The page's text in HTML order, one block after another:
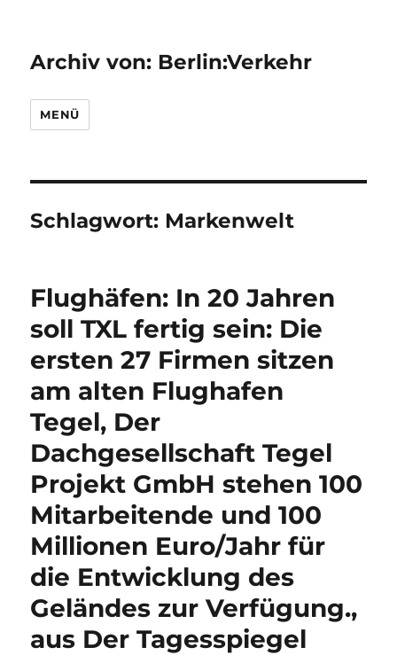
Archiv von: Berlin:Verkehr
MENÜ
Schlagwort: Markenwelt
Flughäfen: In 20 Jahren
soll TXL fertig sein: Die
ersten 27 Firmen sitzen
am alten Flughafen
Tegel, Der
Dachgesellschaft Tegel
Projekt GmbH stehen 100
Mitarbeitende und 100
Millionen Euro/Jahr für
die Entwicklung des
Geländes zur Verfügung.,
aus Der Tagesspiegel